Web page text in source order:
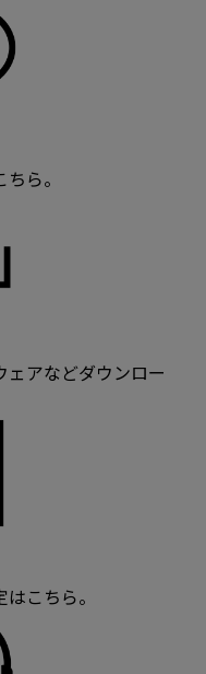
ら。
アなどダウンロー
こちら。